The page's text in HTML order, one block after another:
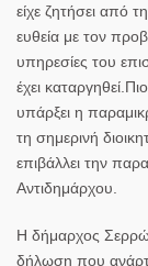
είχε ζητήσει από
ευθεία με τον
υπηρεσίες του
έχει
υπάρξει η
τη σημερινή
επιβάλλει την
Αντιδημάρχου.
Η δήμαρχος
δήλωση που